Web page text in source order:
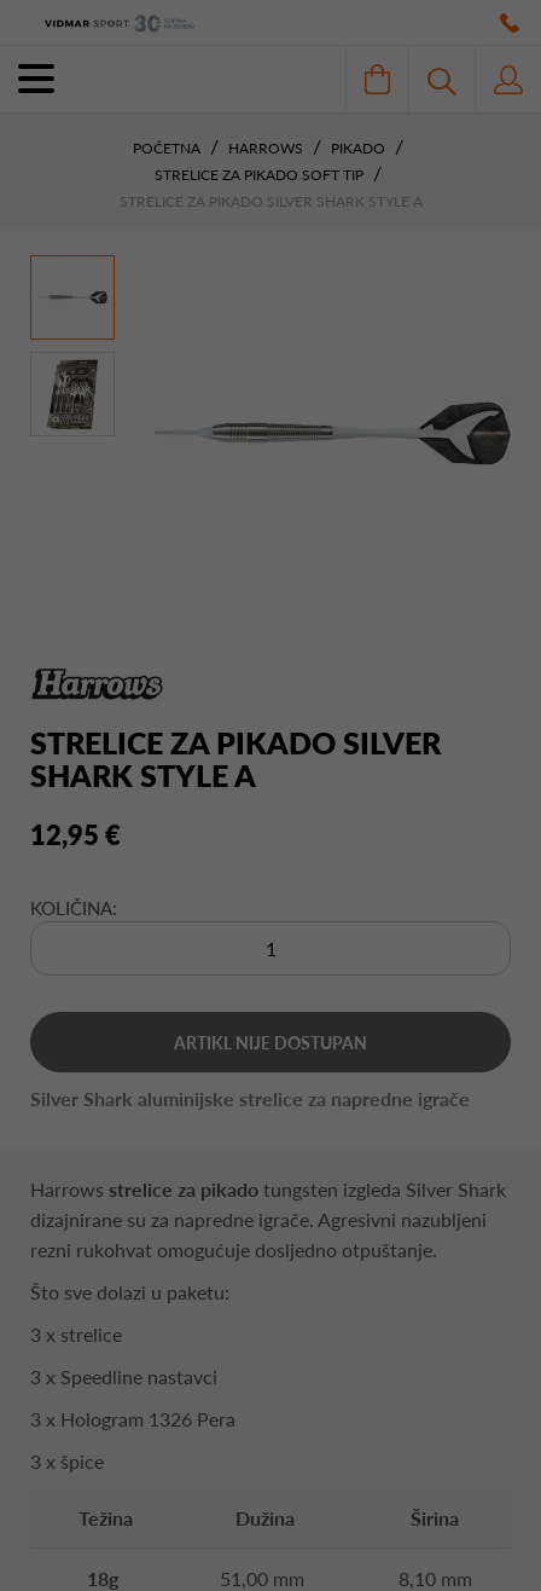
POČETNA HARROWS
PIKADO
STRELICE ZA PIKADO SOFT TIP
STRELICE ZA PIKADO SILVER SHARK STYLE A
STRELICE ZA PIKADO SILVER
SHARK STYLE A
12,95 €
KOLIČINA:
ARTIKL NIJE DOSTUPAN
Silver Shark aluminijske strelice za napredne igrače
Harrows strelice za pikado tungsten izgleda Silver Shark
dizajnirane su za napredne igrače. Agresivni nazubljeni
rezni rukohvat omogućuje dosljedno otpuštanje.
Što sve dolazi u paketu:
3 x strelice
3 x Speedline nastavci
3 x Hologram 1326 Pera
3 x špice
Težina Dužina Širina
18g 51,00 mm 8,10 mm